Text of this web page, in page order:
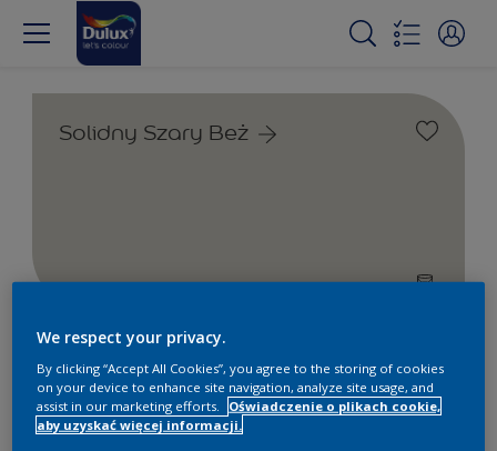
Solidny Szary Beż
Farby białe i kolorowe do
wnętrz i na zewnątrz
1Produkty znalezione
We respect your privacy.
By clicking “Accept All Cookies”, you agree to the storing of cookies
on your device to enhance site navigation, analyze site usage, and
assist in our marketing efforts.
Oświadczenie o plikach cookie,
aby uzyskać więcej informacji.